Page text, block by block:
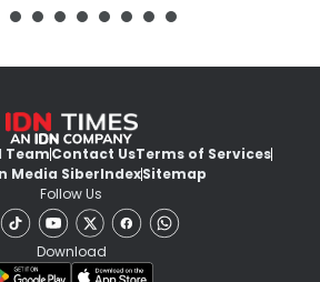
TeamContact UsTerms of Services
Media SiberIndexSitemap
Follow Us
Download